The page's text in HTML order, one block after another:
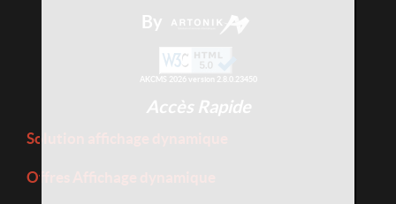
By
AKCMS 2026 version 2.8.0.23450
Accès Rapide
Solution affichage dynamique
Offres Affichage dynamique